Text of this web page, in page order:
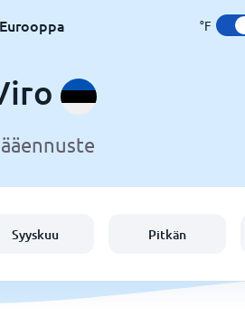
Eurooppa °F
Syyskuu Pitkän